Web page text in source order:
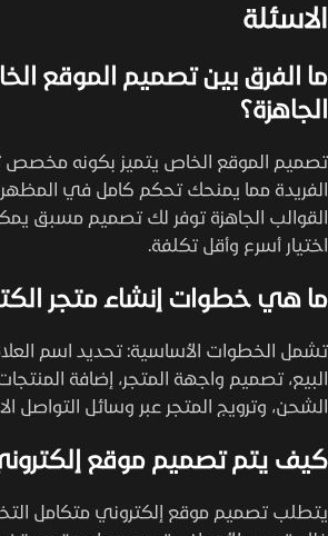
الاسئلة
ما الفرق بين تصميم الموقع
الجاهزة؟
تصميم الموقع الخاص يتميز بكونه مخصص
الفريدة مما يمنحك تحكم كامل في المظهر
القوالب الجاهزة توفر لك تصميم مسبق
اختيار أسرع وأقل تكلفة.
ما هي خطوات إنشاء متجر
تشمل الخطوات الأساسية: تحديد اسم العلامة
البيع، تصميم واجهة المتجر، إضافة
الشحن، وترويج المتجر عبر وسائل التواصل
كيف يتم تصميم موقع
يتطلب تصميم موقع إلكتروني متكامل